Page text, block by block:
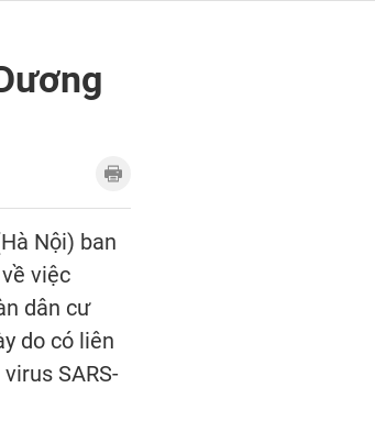
Nội) ban
việc
dân cư
do có liên
SARS-